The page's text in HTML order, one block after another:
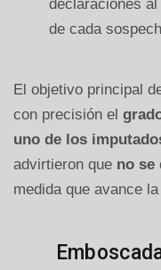
declaraciones
de cada
El objetivo principal
con precisión el
uno de los
advirtieron que no se
medida que avance